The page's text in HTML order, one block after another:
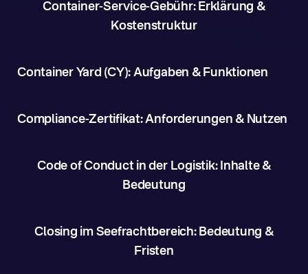
Container-Service-Gebühr: Erklärung &
Kostenstruktur
Container Yard (CY): Aufgaben & Funktionen
Compliance-Zertifikat: Anforderungen & Nutzen
Code of Conduct in der Logistik: Inhalte &
Bedeutung
Closing im Seefrachtbereich: Bedeutung &
Fristen